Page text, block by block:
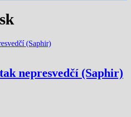
nepresvedčí (Saphir)